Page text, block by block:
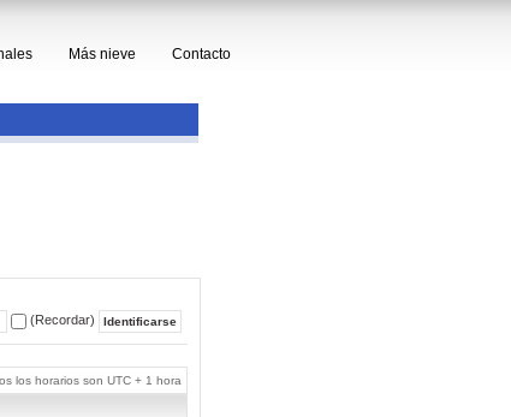
Más nieve Contacto
(Recordar)
los horarios son UTC + 1 hora